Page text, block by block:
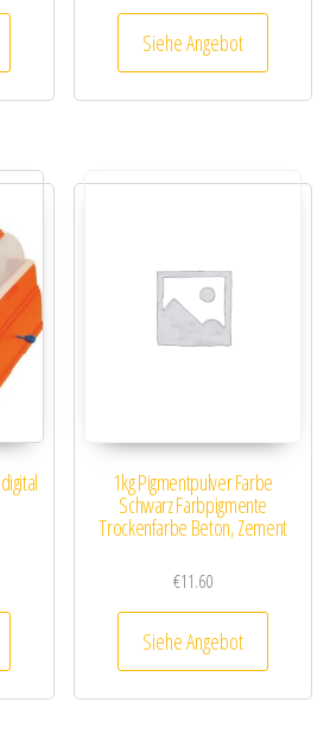
Siehe Angebot
1kg Pigmentpulver Farbe
Schwarz Farbpigmente
Trockenfarbe Beton, Zement
€11.60
Siehe Angebot